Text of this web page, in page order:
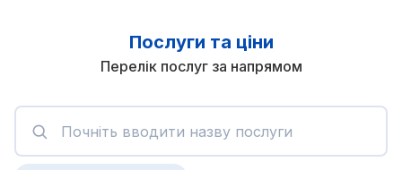
Послуги та ціни
Перелік послуг за напрямом